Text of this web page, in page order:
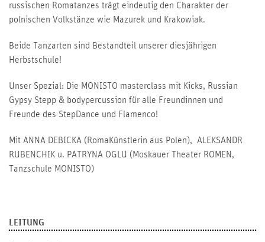
russischen Romatanzes trägt eindeutig den Charakter der
polnischen Volkstänze wie Mazurek und Krakowiak.
Beide Tanzarten sind Bestandteil unserer diesjährigen
Herbstschule!
Unser Spezial: Die MONISTO masterclass mit Kicks, Russian
Gypsy Stepp & bodypercussion für alle Freundinnen und
Freunde des StepDance und Flamenco!
Mit ANNA DEBICKA (RomaKünstlerin aus Polen), ALEKSANDR
RUBENCHIK u. PATRYNA OGLU (Moskauer Theater ROMEN,
Tanzschule MONISTO)
LEITUNG